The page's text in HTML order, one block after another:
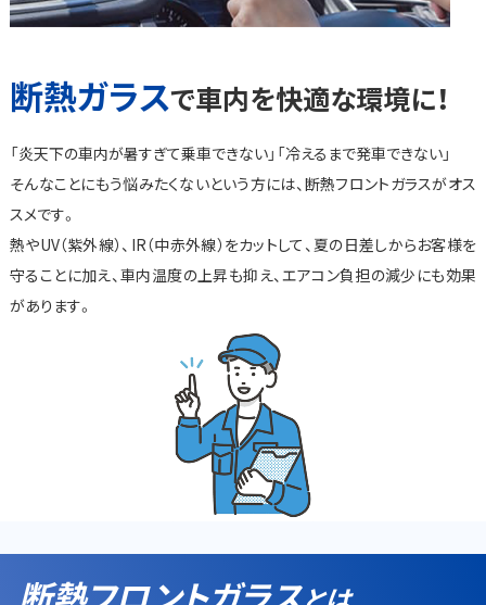
断熱ガラスで車内を快適な環境に！
「炎天下の車内が暑すぎて乗車できない」「冷えるまで発車できない」
そんなことにもう悩みたくないという方には、断熱フロントガラスがオス
スメです。
熱やUV（紫外線）、IR（中赤外線）をカットして、夏の日差しからお客様を
守ることに加え、車内温度の上昇も抑え、エアコン負担の減少にも効果
があります。